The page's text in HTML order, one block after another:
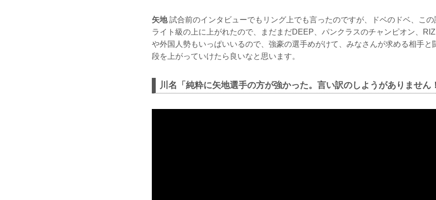
矢地試合前のインタビューでもリング上でも言ったのですが、ドベのドベ、こ
ライト級の上に上がれたので、まだまだDEEP、パンクラスのチャンピオン、
や外国人勢もいっぱいいるので、強豪の選手めがけて、みなさんが求める相手と
段を上がっていけたら良いなと思います。
川名「純粋に矢地選手の方が強かった。言い訳のしようがありません